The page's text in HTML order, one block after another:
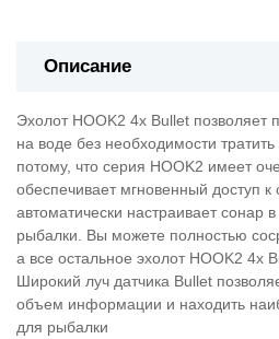
Описание
Эхолот HOOK2 4x Bullet позволяет
на воде без необходимости
потому, что серия HOOK2 имеет
обеспечивает мгновенный доступ
автоматически настраивает сонар
рыбалки. Вы можете полностью
а все остальное эхолот HOOK2 4x
Широкий луч датчика Bullet
объем информации и находить
для рыбалки